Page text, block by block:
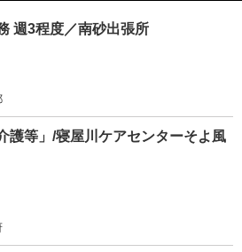
週3程度／南砂出張所
護等」/寝屋川ケアセンターそよ風